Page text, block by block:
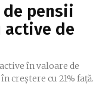
pensii
de
în valoare de
creştere cu 21%